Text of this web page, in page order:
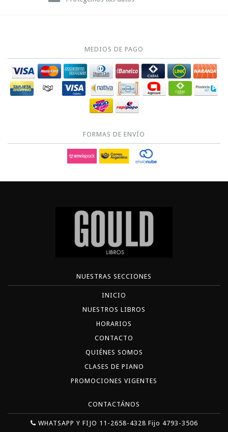
MEDIOS DE PAGO
FORMAS DE ENVÍO
NUESTRAS SECCIONES
INICIO
NUESTROS LIBROS
HORARIOS
CONTACTO
QUIÉNES SOMOS
CLASES DE PIANO
PROMOCIONES VIGENTES
CONTACTÁNOS
WHATSAPP Y FIJO 11-2658-4328 Fijo 4793-3506